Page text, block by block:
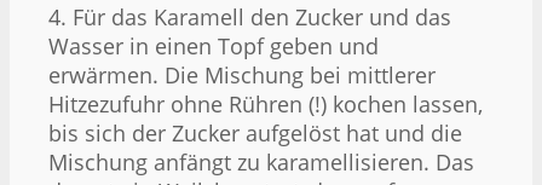
4. Für das Karamell den Zucker und das
Wasser in einen Topf geben und
erwärmen. Die Mischung bei mittlerer
Hitzezufuhr ohne Rühren (!) kochen lassen,
bis sich der Zucker aufgelöst hat und die
Mischung anfängt zu karamellisieren. Das